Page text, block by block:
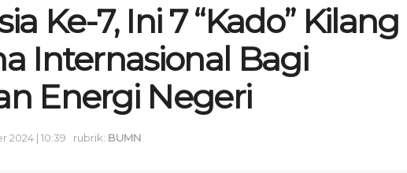
Ke-7, Ini 7 “Kado” Kilang
Internasional Bagi
Energi Negeri
2024 | 10:39 rubrik: BUMN